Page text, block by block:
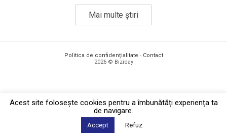
Mai multe știri
Politica de confidențialitate · Contact
2026 © Biziday
Acest site foloseşte cookies pentru a îmbunătăți experiența ta
de navigare.
Accept Refuz